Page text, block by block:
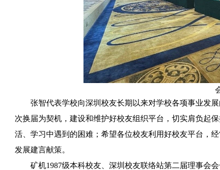
张智代表学校向深圳校友长期以来对学校各项事业发
次换届为契机，建设和维护好校友组织平台，切实肩负起
活、学习中遇到的困难；希望各位校友利用好校友平台，
发展建言献策。
矿机1987级本科校友、深圳校友联络站第二届理事会